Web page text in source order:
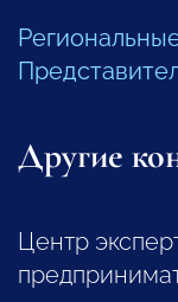
Другие
Центр